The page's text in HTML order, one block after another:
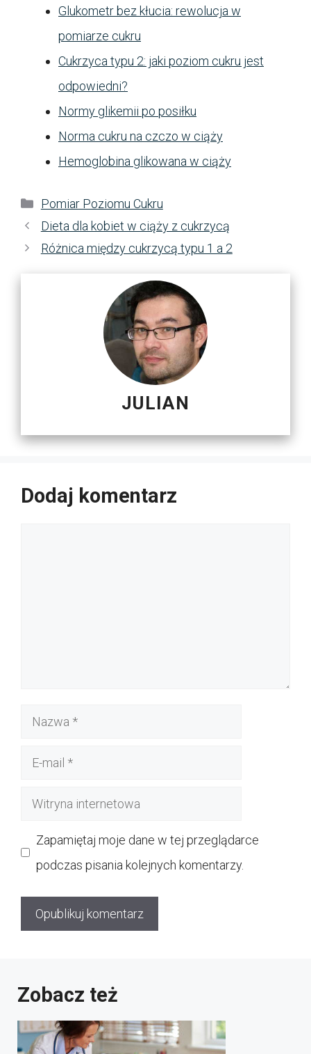
Glukometr bez kłucia: rewolucja w
pomiarze cukru
Cukrzyca typu 2: jaki poziom cukru jest
odpowiedni?
Normy glikemii po posiłku
Norma cukru na czczo w ciąży
Hemoglobina glikowana w ciąży
Kategorie
Pomiar Poziomu Cukru
Dieta dla kobiet w ciąży z cukrzycą
Różnica między cukrzycą typu 1 a 2
JULIAN
Dodaj komentarz
Nazwa
Witryna
Zapamiętaj moje dane w tej przeglądarce
podczas pisania kolejnych komentarzy.
Zobacz też